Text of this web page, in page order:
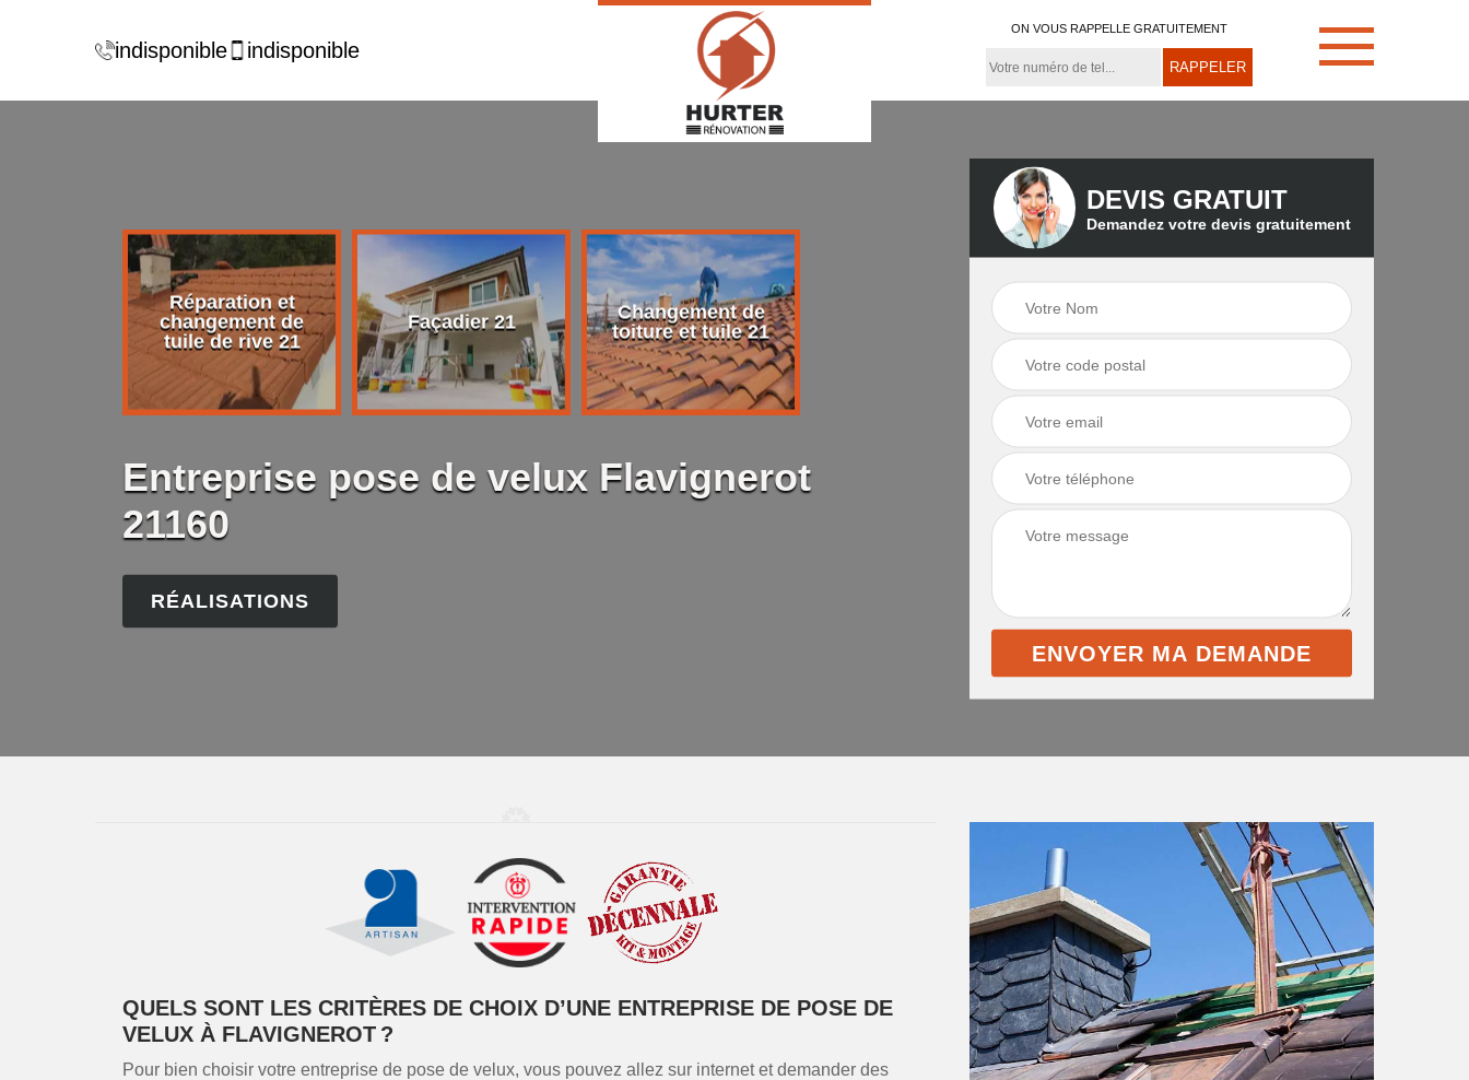
indisponible indisponible
ON VOUS RAPPELLE GRATUITEMENT
Réparation et
changement de
tuile de rive 21
Façadier 21
Changement de
toiture et tuile 21
Démoussage de
toiture 21
Couvreur zingueur
Entreprise pose de velux Flavignerot
21160
RÉALISATIONS
DEVIS GRATUIT
Demandez votre devis gratuitement
QUELS SONT LES CRITÈRES DE CHOIX D’UNE ENTREPRISE DE POSE DE
VELUX À FLAVIGNEROT ?
Pour bien choisir votre entreprise de pose de velux, vous pouvez allez sur internet et demander des